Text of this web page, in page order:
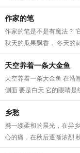
地。...
作家的笔
作家的笔是不是有魔法？
秋天的瓜果飘香， 冬天的
天空的湛蓝深远， 大地的
天空养着一条大金鱼
天空养着一条大金鱼 在浩
侧面 要是白天 它的眼睛是
它张合的白云嘴 吐着一朵
乡愁
携一缕柔和的晨光，在异
心的痛，在秋后逐渐浓烈
的庄稼 在乡下，草垛如同